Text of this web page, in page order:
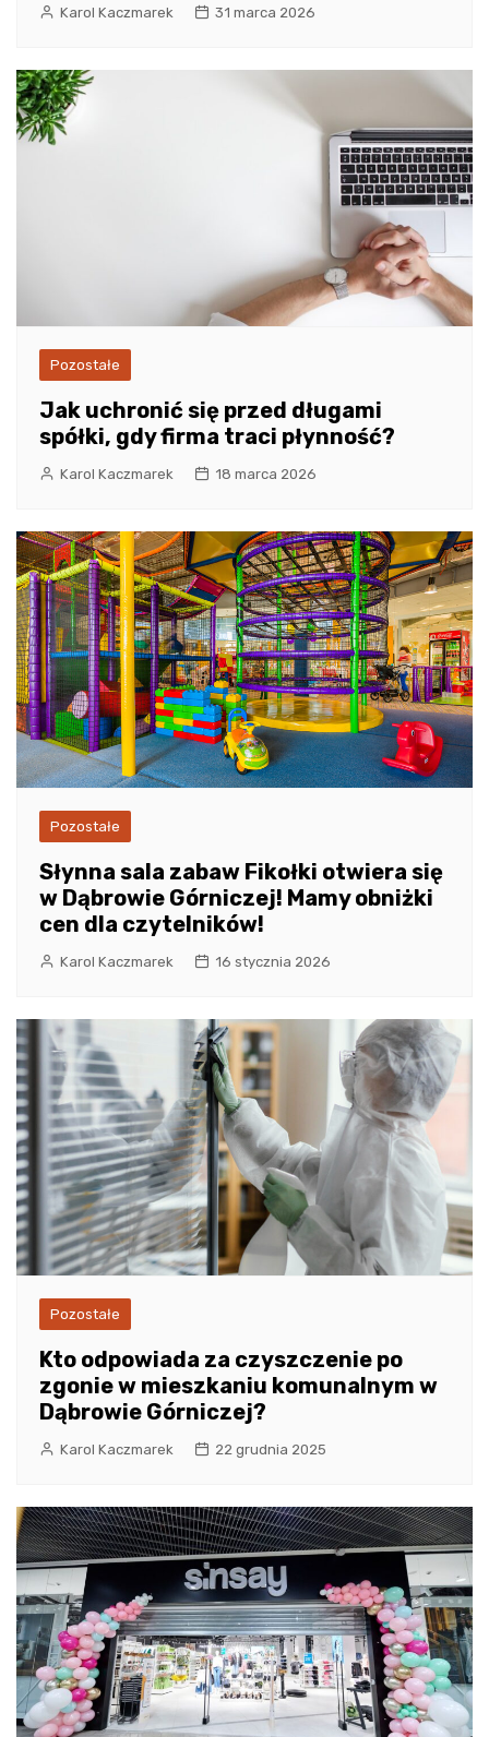
Karol Kaczmarek 31 marca 2026
Pozostałe
Jak uchronić się przed długami
spółki, gdy firma traci płynność?
Karol Kaczmarek 18 marca 2026
Pozostałe
Słynna sala zabaw Fikołki otwiera się
w Dąbrowie Górniczej! Mamy obniżki
cen dla czytelników!
Karol Kaczmarek 16 stycznia 2026
Pozostałe
Kto odpowiada za czyszczenie po
zgonie w mieszkaniu komunalnym w
Dąbrowie Górniczej?
Karol Kaczmarek 22 grudnia 2025